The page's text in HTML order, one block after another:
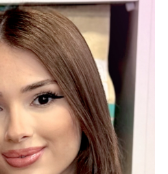
Масса Цена
1 шт
19.75
Салфетки Trixie #29419 для ухода
за ушами (40 шт.).